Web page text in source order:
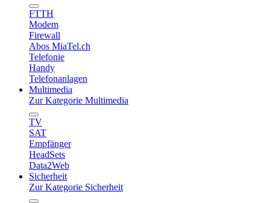
FTTH
Modem
Firewall
Abos MiaTel.ch
Telefonie
Handy
Telefonanlagen
Multimedia
Zur Kategorie Multimedia
TV
SAT
Empfänger
HeadSets
Data2Web
Sicherheit
Zur Kategorie Sicherheit